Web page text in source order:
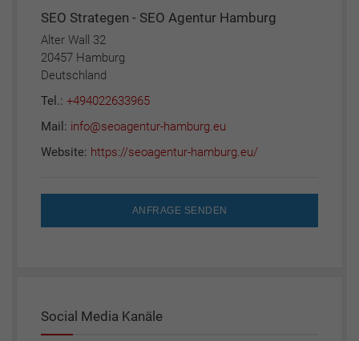
SEO Strategen - SEO Agentur Hamburg
Alter Wall 32
20457 Hamburg
Deutschland
Tel.: +494022633965
Mail: info@seoagentur-hamburg.eu
Website: https://seoagentur-hamburg.eu/
ANFRAGE SENDEN
Social Media Kanäle